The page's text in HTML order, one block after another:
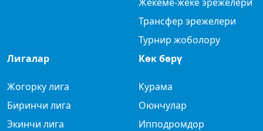
Трансфер эрежелери
Турнир жоболору
Лигалар
Жогорку лига
Биринчи лига
Экинчи лига
Көк бөрү
Курама
Оюнчулар
Ипподромдор